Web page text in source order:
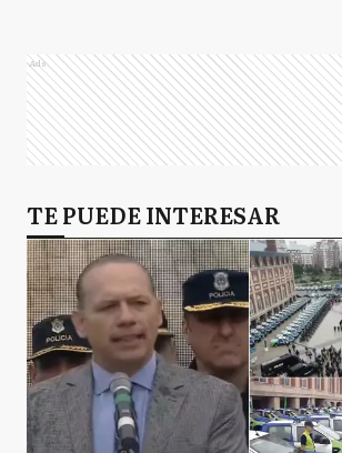
C Chivilcoy
FA Florentino
GA General Arenales
GP General Pinto
Ads
TE PUEDE INTERESAR